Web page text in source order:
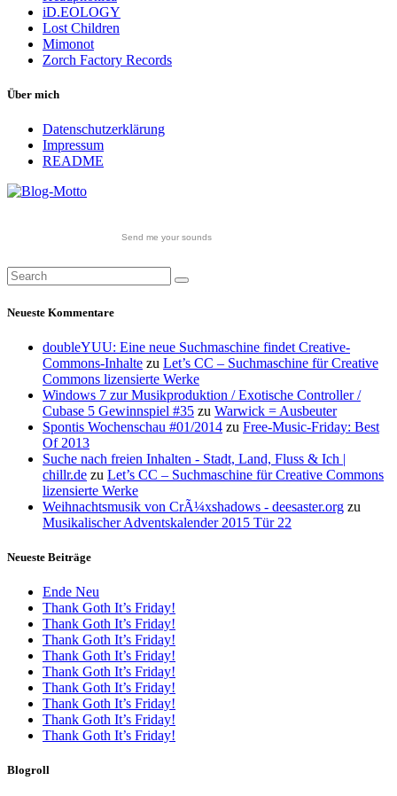
iD.EOLOGY
Lost Children
Mimonot
Zorch Factory Records
Über mich
Datenschutzerklärung
Impressum
README
Send me your sounds
Neueste Kommentare
doubleYUU: Eine neue Suchmaschine findet Creative-
Commons-Inhalte zu Let’s CC – Suchmaschine für Creative
Commons lizensierte Werke
Windows 7 zur Musikproduktion / Exotische Controller /
Cubase 5 Gewinnspiel #35 zu Warwick = Ausbeuter
Spontis Wochenschau #01/2014 zu Free-Music-Friday: Best
Of 2013
Suche nach freien Inhalten - Stadt, Land, Fluss & Ich |
chillr.de zu Let’s CC – Suchmaschine für Creative Commons
lizensierte Werke
Weihnachtsmusik von CrÃ¼xshadows - deesaster.org zu
Musikalischer Adventskalender 2015 Tür 22
Neueste Beiträge
Ende Neu
Thank Goth It’s Friday!
Thank Goth It’s Friday!
Thank Goth It’s Friday!
Thank Goth It’s Friday!
Thank Goth It’s Friday!
Thank Goth It’s Friday!
Thank Goth It’s Friday!
Thank Goth It’s Friday!
Thank Goth It’s Friday!
Blogroll